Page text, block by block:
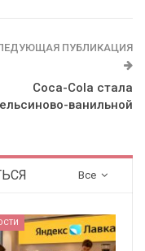
ПУБЛИКАЦИЯ
Coca-Cola стала
ванильной
Все